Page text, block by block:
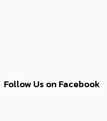
Follow Us on Facebook